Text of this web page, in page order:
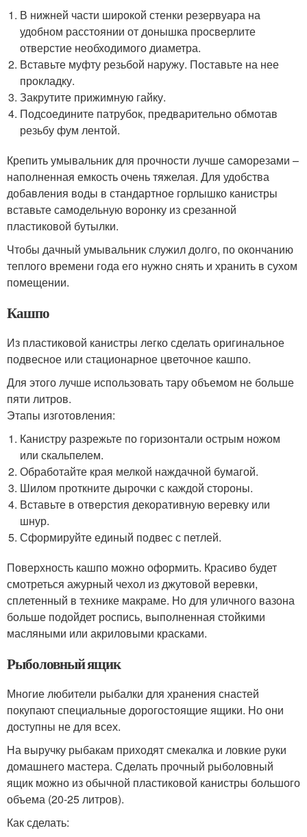
В нижней части широкой стенки резервуара на
удобном расстоянии от донышка просверлите
отверстие необходимого диаметра.
Вставьте муфту резьбой наружу. Поставьте на нее
прокладку.
Закрутите прижимную гайку.
Подсоедините патрубок, предварительно обмотав
резьбу фум лентой.
Крепить умывальник для прочности лучше саморезами –
наполненная емкость очень тяжелая. Для удобства
добавления воды в стандартное горлышко канистры
вставьте самодельную воронку из срезанной
пластиковой бутылки.
Чтобы дачный умывальник служил долго, по окончанию
теплого времени года его нужно снять и хранить в сухом
помещении.
Кашпо
Из пластиковой канистры легко сделать оригинальное
подвесное или стационарное цветочное кашпо.
Для этого лучше использовать тару объемом не больше
пяти литров.
Этапы изготовления:
Канистру разрежьте по горизонтали острым ножом
или скальпелем.
Обработайте края мелкой наждачной бумагой.
Шилом проткните дырочки с каждой стороны.
Вставьте в отверстия декоративную веревку или
шнур.
Сформируйте единый подвес с петлей.
Поверхность кашпо можно оформить. Красиво будет
смотреться ажурный чехол из джутовой веревки,
сплетенный в технике макраме. Но для уличного вазона
больше подойдет роспись, выполненная стойкими
масляными или акриловыми красками.
Рыболовный ящик
Многие любители рыбалки для хранения снастей
покупают специальные дорогостоящие ящики. Но они
доступны не для всех.
На выручку рыбакам приходят смекалка и ловкие руки
домашнего мастера. Сделать прочный рыболовный
ящик можно из обычной пластиковой канистры большого
объема (20-25 литров).
Как сделать: